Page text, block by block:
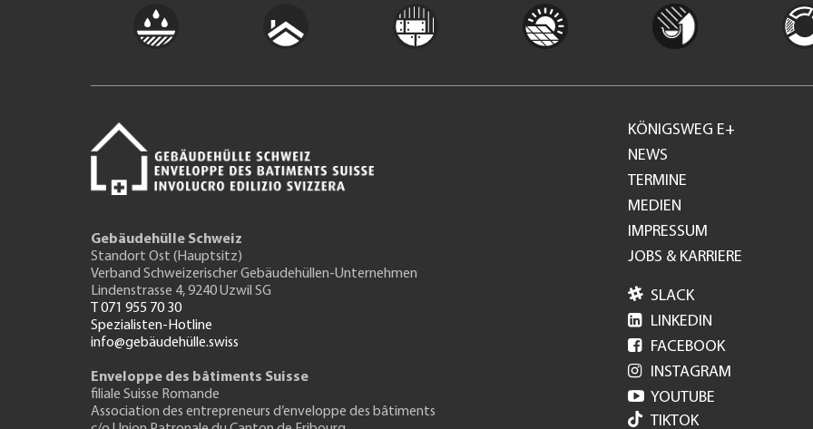
Gebäudehülle Schweiz
Standort Ost (Hauptsitz)
Verband Schweizerischer Gebäudehüllen-Unternehmen
Lindenstrasse 4, 9240 Uzwil SG
T 071 955 70 30
Spezialisten-Hotline
info@gebäudehülle.swiss
Enveloppe des bâtiments Suisse
filiale Suisse Romande
Association des entrepreneurs d’enveloppe des bâtiments
Footer
GH
KÖNIGSWEG E+
NEWS
TERMINE
MEDIEN
IMPRESSUM
JOBS & KARRIERE
 SLACK
 LINKEDIN
 FACEBOOK
 INSTAGRAM
 YOUTUBE
TIKTOK